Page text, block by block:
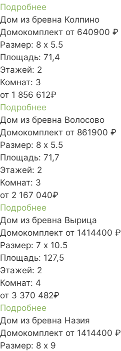
Подробнее
Дом из бревна Колпино
Домокомплект от 640900 ₽
Размер: 8 х 5.5
Площадь: 71,4
Этажей: 2
Комнат: 3
от 1 856 612₽
Подробнее
Дом из бревна Волосово
Домокомплект от 861900 ₽
Размер: 8 х 5.5
Площадь: 71,7
Этажей: 2
Комнат: 3
от 2 167 040₽
Подробнее
Дом из бревна Вырица
Домокомплект от 1414400 ₽
Размер: 7 х 10.5
Площадь: 127,5
Этажей: 2
Комнат: 4
от 3 370 482₽
Подробнее
Дом из бревна Назия
Домокомплект от 1414400 ₽
Размер: 8 х 9